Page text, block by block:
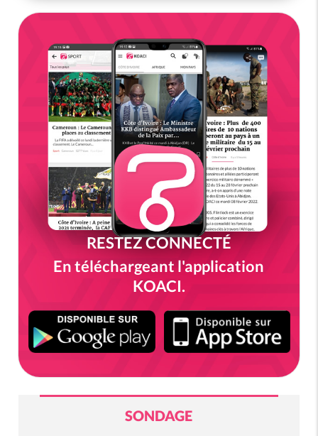
RESTEZ CONNECTÉ
En téléchargeant l'application
KOACI.
SONDAGE